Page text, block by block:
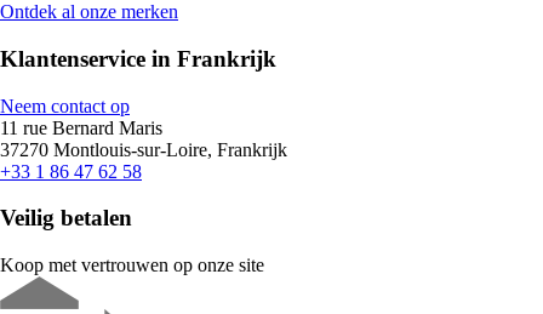
Ontdek al onze merken
Klantenservice in Frankrijk
Neem contact op
11 rue Bernard Maris
37270 Montlouis-sur-Loire, Frankrijk
+33 1 86 47 62 58
Veilig betalen
Koop met vertrouwen op onze site